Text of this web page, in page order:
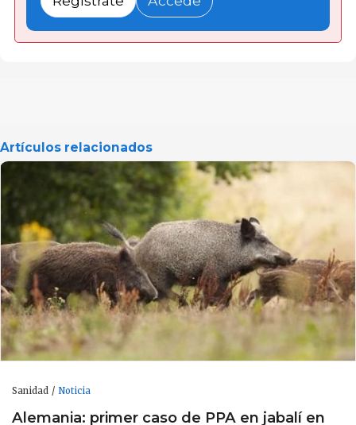
Artículos relacionados
Sanidad Noticia
Alemania: primer caso de PPA en jabalí en